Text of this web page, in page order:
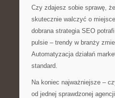
Czy zdajesz sobie sprawę,
skutecznie walczyć o
dobrana strategia SEO
pulsie – trendy w branży
Automatyzacja działań
standard.
Na koniec najważniejsze –
od jednej sprawdzonej